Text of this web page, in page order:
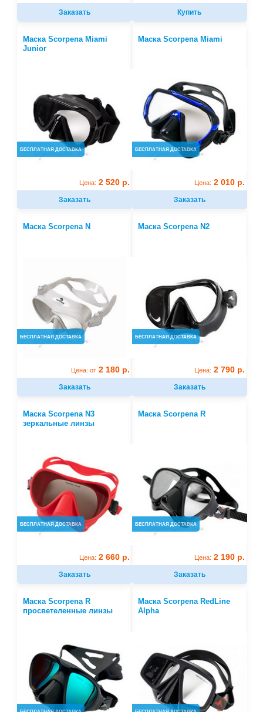
Заказать Купить
Маска Scorpena Miami
Junior
БЕСПЛАТНАЯ ДОСТАВКА
Цена: 2 520 р.
Заказать
Маска Scorpena Miami
БЕСПЛАТНАЯ ДОСТАВКА
Цена: 2 010 р.
Заказать
Маска Scorpena N
БЕСПЛАТНАЯ ДОСТАВКА
Цена: от 2 180 р.
Заказать
Маска Scorpena N2
БЕСПЛАТНАЯ ДОСТАВКА
Цена: 2 790 р.
Заказать
Маска Scorpena N3
зеркальные линзы
БЕСПЛАТНАЯ ДОСТАВКА
Цена: 2 660 р.
Заказать
Маска Scorpena R
БЕСПЛАТНАЯ ДОСТАВКА
Цена: 2 190 р.
Заказать
Маска Scorpena R
просветеленные линзы
Маска Scorpena RedLine
Alpha